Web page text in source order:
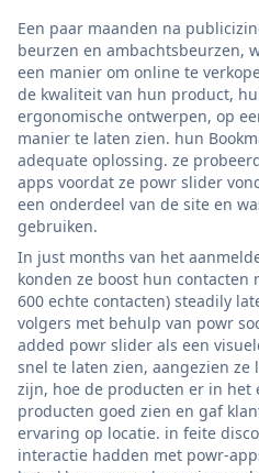
Een paar maanden na
beurzen en ambachtsbeurzen,
een manier om online te
de kwaliteit van hun product,
ergonomische ontwerpen, op
manier te laten zien. hun
adequate oplossing. ze
apps voordat ze powr slider
een onderdeel van de site en
gebruiken.
In just months van het
konden ze boost hun contacten
600 echte contacten) steadily
volgers met behulp van powr
added powr slider als een
snel te laten zien, aangezien
zijn, hoe de producten er in het
producten goed zien en gaf
ervaring op locatie. in feite
interactie hadden met powr-